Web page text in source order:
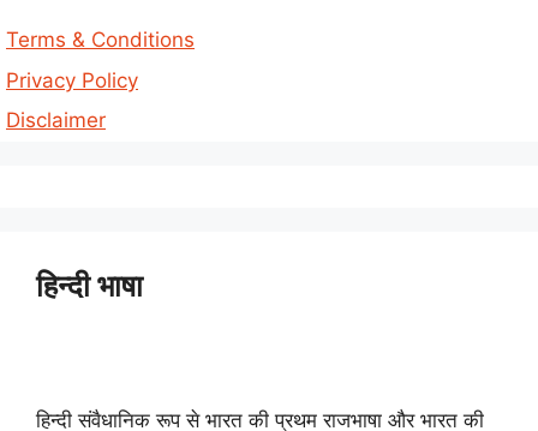
Terms & Conditions
Privacy Policy
Disclaimer
हिन्दी भाषा
हिन्दी संवैधानिक रूप से भारत की प्रथम राजभाषा और भारत की